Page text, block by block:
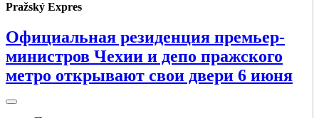
Pražský Expres
Официальная резиденция премьер-
министров Чехии и депо пражского
метро открывают свои двери 6 июня